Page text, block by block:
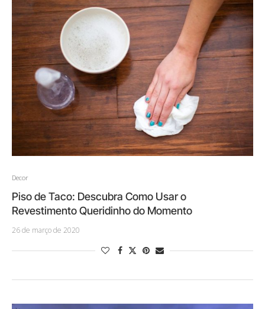
Decor
Piso de Taco: Descubra Como Usar o
Revestimento Queridinho do Momento
26 de março de 2020